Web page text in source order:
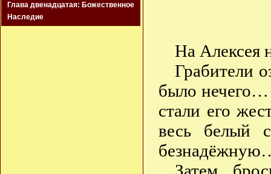
Глава двенадцатая: Божественное
Наследие
На Алексея
Грабители
было
стали его
весь белый